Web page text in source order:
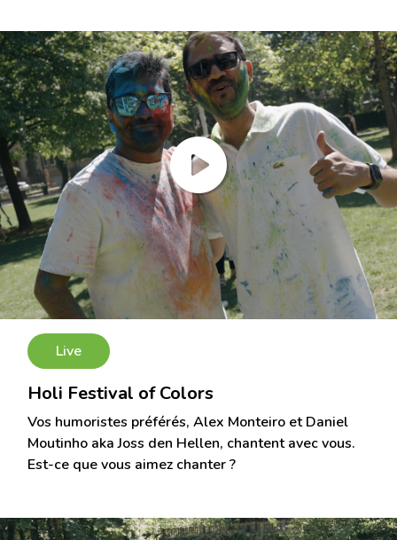
Live
Holi Festival of Colors
Vos humoristes préférés, Alex Monteiro et Daniel
Moutinho aka Joss den Hellen, chantent avec vous.
Est-ce que vous aimez chanter ?